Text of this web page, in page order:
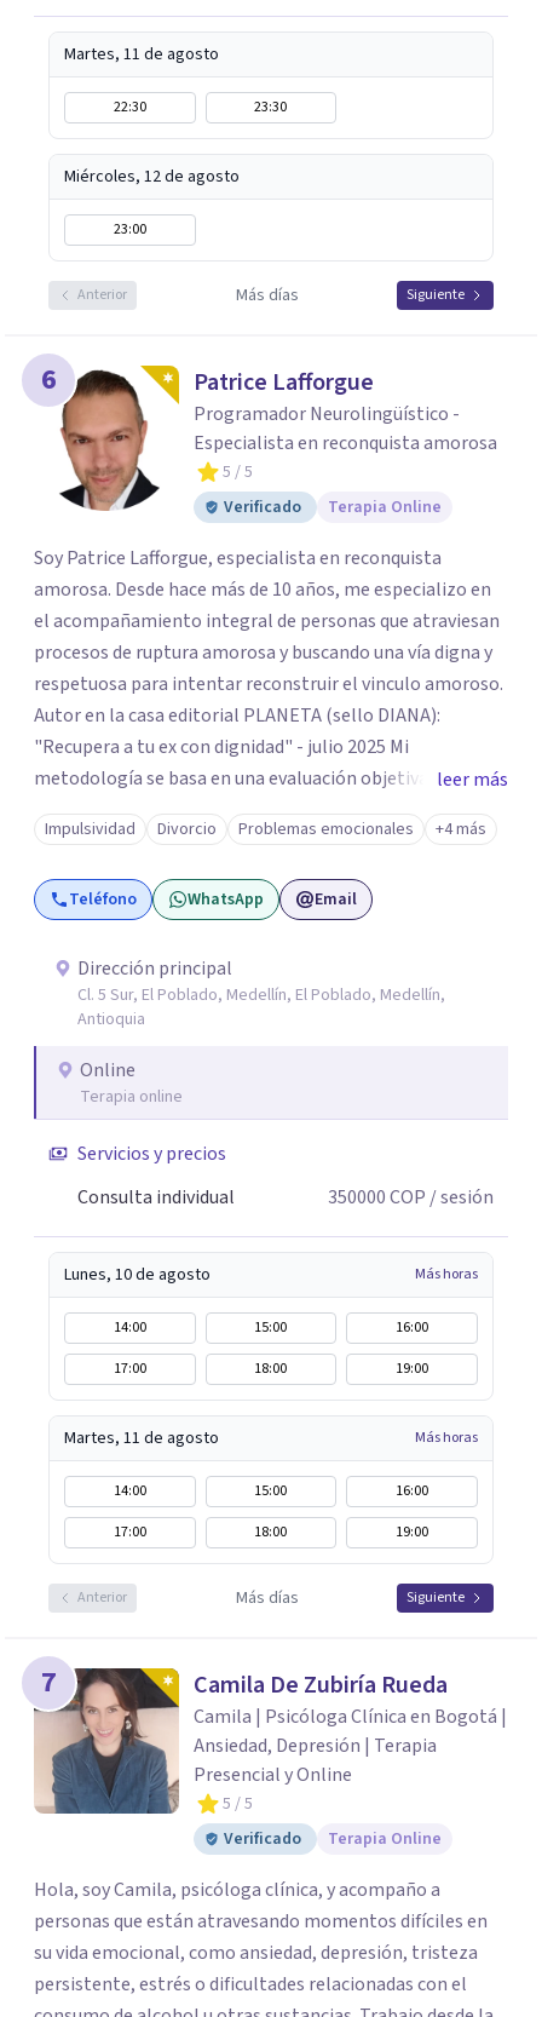
Martes, 11 de agosto
22:30 23:30
Miércoles, 12 de agosto
23:00
Anterior Más días Siguiente
6 Patrice Lafforgue
Programador Neurolingüístico -
Especialista en reconquista amorosa
5 / 5
Verificado
Terapia Online
Soy Patrice Lafforgue, especialista en reconquista
amorosa. Desde hace más de 10 años, me especializo en
el acompañamiento integral de personas que atraviesan
procesos de ruptura amorosa y buscando una vía digna y
respetuosa para intentar reconstruir el vinculo amoroso.
Autor en la casa editorial PLANETA (sello DIANA):
"Recupera a tu ex con dignidad" - julio 2025 Mi
metodología se basa en una evaluación objetiva de
escenarios según la necesidad del paciente, centrada en
tres ejes fundamentales: 1- Análisis de viabilidad:
estimación de probabilidades reales de recuperación de la
relación de pareja 2- Análisis conductual: evaluación de
interacción 3- Soporte emocional: acompañamiento
para la gestión del duelo afectivo
leer más
Impulsividad Divorcio Problemas emocionales +4 más
Teléfono WhatsApp Email
Dirección principal
Cl. 5 Sur, El Poblado, Medellín, El Poblado, Medellín,
Antioquia
Online
Terapia online
Servicios y precios
Consulta individual
350000COP / sesión
Lunes, 10 de agosto Más horas
14:00 15:00
16:00
17:00
18:00 19:00
Martes, 11 de agosto Más horas
14:00 15:00
16:00
17:00
18:00 19:00
Anterior Más días Siguiente
7 Camila De Zubiría Rueda
Camila | Psicóloga Clínica en Bogotá |
Ansiedad, Depresión | Terapia
Presencial y Online
5 / 5
Verificado
Terapia Online
Hola, soy Camila, psicóloga clínica, y acompaño a
personas que están atravesando momentos difíciles en
su vida emocional, como ansiedad, depresión, tristeza
persistente, estrés o dificultades relacionadas con el